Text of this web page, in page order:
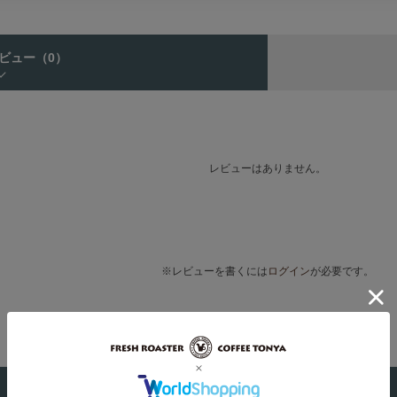
ュー （0）
レビューはありません。
※レビューを書くには ログインが必要です。
商品情報